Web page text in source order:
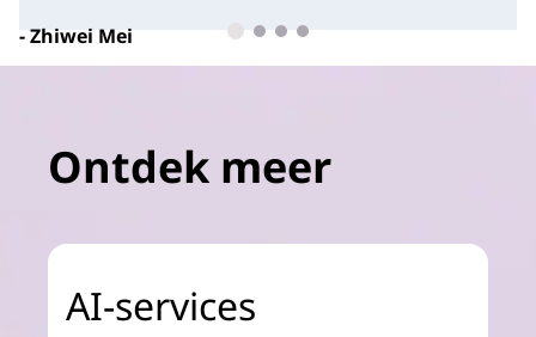
- Zhiwei Mei
Ontdek meer
AI-services